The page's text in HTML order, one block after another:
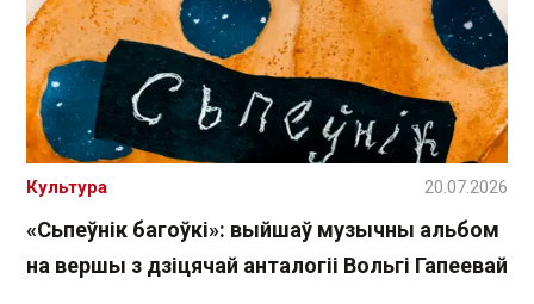
«Сьпеўнік багоўкі»: выйшаў музычны альбом
на вершы з дзіцячай анталогіі Вольгі Гапеевай
Культура 20.07.2026